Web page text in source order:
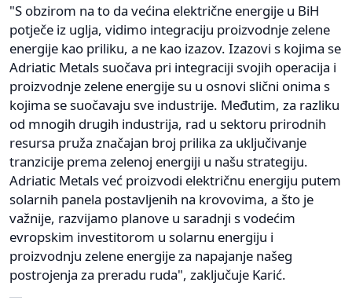
"S obzirom na to da većina električne energije u BiH
potječe iz uglja, vidimo integraciju proizvodnje zelene
energije kao priliku, a ne kao izazov. Izazovi s kojima se
Adriatic Metals suočava pri integraciji svojih operacija i
proizvodnje zelene energije su u osnovi slični onima s
kojima se suočavaju sve industrije. Međutim, za razliku
od mnogih drugih industrija, rad u sektoru prirodnih
resursa pruža značajan broj prilika za uključivanje
tranzicije prema zelenoj energiji u našu strategiju.
Adriatic Metals već proizvodi električnu energiju putem
solarnih panela postavljenih na krovovima, a što je
važnije, razvijamo planove u saradnji s vodećim
evropskim investitorom u solarnu energiju i
proizvodnju zelene energije za napajanje našeg
postrojenja za preradu ruda", zaključuje Karić.